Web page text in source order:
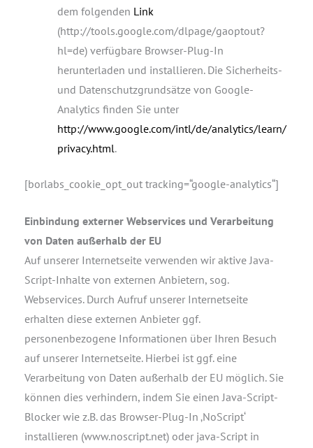
dem folgenden Link
(http://tools.google.com/dlpage/gaoptout?
hl=de) verfügbare Browser-Plug-In
herunterladen und installieren. Die Sicherheits-
und Datenschutzgrundsätze von Google-
Analytics finden Sie unter
http://www.google.com/intl/de/analytics/learn/
privacy.html.
[borlabs_cookie_opt_out tracking=“google-analytics“]
Einbindung externer Webservices und Verarbeitung
von Daten außerhalb der EU
Auf unserer Internetseite verwenden wir aktive Java-
Script-Inhalte von externen Anbietern, sog.
Webservices. Durch Aufruf unserer Internetseite
erhalten diese externen Anbieter ggf.
personenbezogene Informationen über Ihren Besuch
auf unserer Internetseite. Hierbei ist ggf. eine
Verarbeitung von Daten außerhalb der EU möglich. Sie
können dies verhindern, indem Sie einen Java-Script-
Blocker wie z.B. das Browser-Plug-In ‚NoScript‘
installieren (www.noscript.net) oder java-Script in